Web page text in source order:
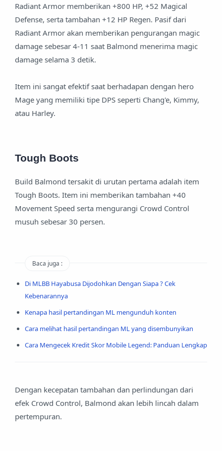
Radiant Armor memberikan +800 HP, +52 Magical
Defense, serta tambahan +12 HP Regen. Pasif dari
Radiant Armor akan memberikan pengurangan magic
damage sebesar 4-11 saat Balmond menerima magic
damage selama 3 detik.
Item ini sangat efektif saat berhadapan dengan hero
Mage yang memiliki tipe DPS seperti Chang'e, Kimmy,
atau Harley.
Tough Boots
Build Balmond tersakit di urutan pertama adalah item
Tough Boots. Item ini memberikan tambahan +40
Movement Speed serta mengurangi Crowd Control
musuh sebesar 30 persen.
Baca juga :
Di MLBB Hayabusa Dijodohkan Dengan Siapa ? Cek
Kebenarannya
Kenapa hasil pertandingan ML mengunduh konten
Cara melihat hasil pertandingan ML yang disembunyikan
Cara Mengecek Kredit Skor Mobile Legend: Panduan Lengkap
Dengan kecepatan tambahan dan perlindungan dari
efek Crowd Control, Balmond akan lebih lincah dalam
pertempuran.